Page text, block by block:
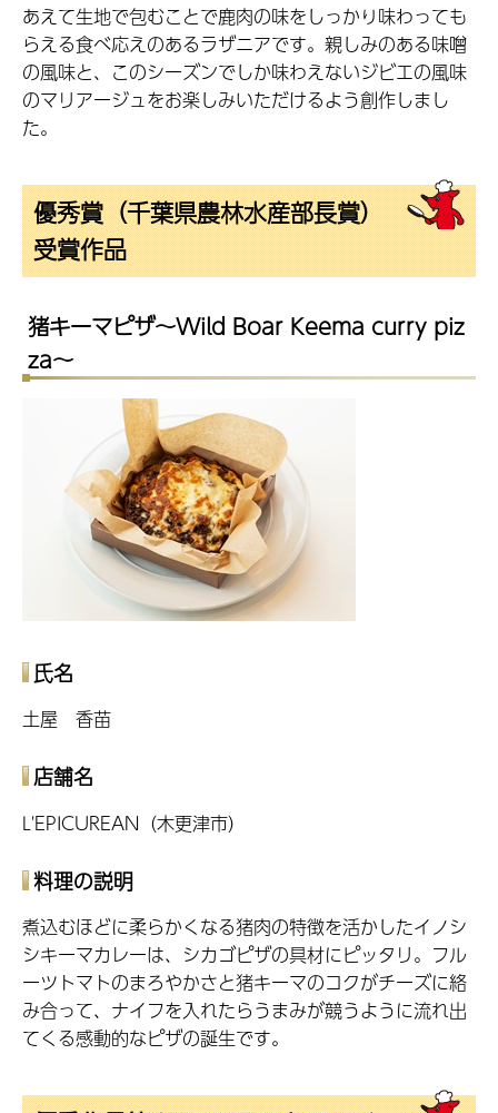
あえて生地で包むことで鹿肉の味をしっかり味わっても
らえる食べ応えのあるラザニアです。親しみのある味噌
の風味と、このシーズンでしか味わえないジビエの風味
のマリアージュをお楽しみいただけるよう創作しまし
た。
優秀賞（千葉県農林水産部長賞）
受賞作品
猪キーマピザ～Wild Boar Keema curry piz
za～
氏名
土屋 香苗
店舗名
L'EPICUREAN（木更津市）
料理の説明
煮込むほどに柔らかくなる猪肉の特徴を活かしたイノシ
シキーマカレーは、シカゴピザの具材にピッタリ。フル
ーツトマトのまろやかさと猪キーマのコクがチーズに絡
み合って、ナイフを入れたらうまみが競うように流れ出
てくる感動的なピザの誕生です。